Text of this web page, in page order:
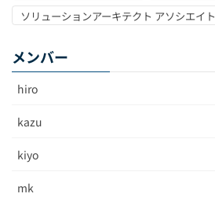
ソリューションアーキテクト アソシエイト
メンバー
hiro
kazu
kiyo
mk